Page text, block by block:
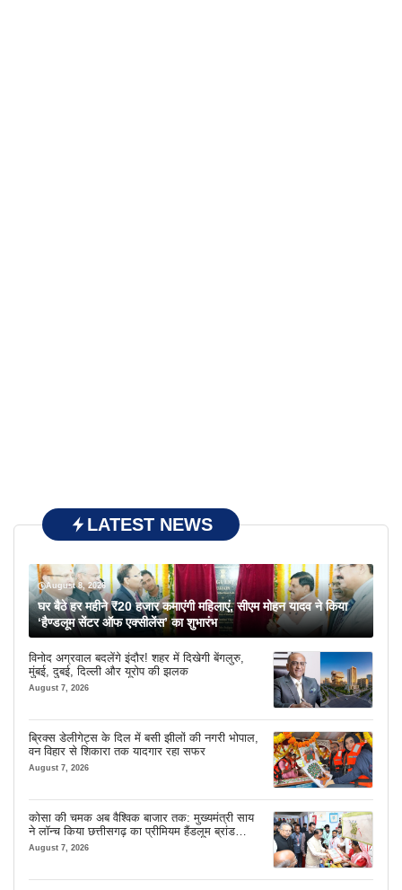
LATEST NEWS
August 8, 2026
घर बैठे हर महीने ₹20 हजार कमाएंगी महिलाएं, सीएम मोहन यादव ने किया
‘हैण्डलूम सेंटर ऑफ एक्सीलेंस’ का शुभारंभ
विनोद अग्रवाल बदलेंगे इंदौर! शहर में दिखेगी बेंगलुरु,
मुंबई, दुबई, दिल्ली और यूरोप की झलक
August 7, 2026
ब्रिक्स डेलीगेट्स के दिल में बसी झीलों की नगरी भोपाल,
वन विहार से शिकारा तक यादगार रहा सफर
August 7, 2026
कोसा की चमक अब वैश्विक बाजार तक: मुख्यमंत्री साय
ने लॉन्च किया छत्तीसगढ़ का प्रीमियम हैंडलूम ब्रांड
‘कोशल फैब’
August 7, 2026